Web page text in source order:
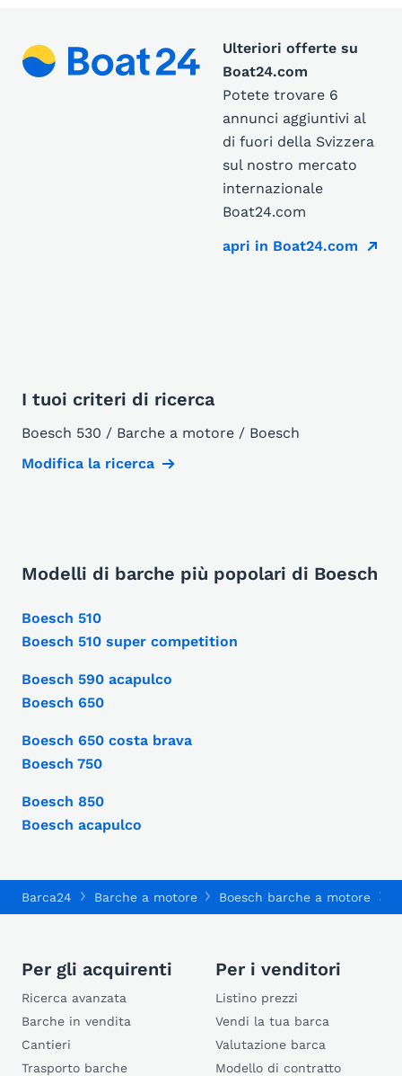
Ulteriori offerte su
Boat24.com
Potete trovare 6
annunci aggiuntivi al
di fuori della Svizzera
sul nostro mercato
internazionale
Boat24.com
apri in Boat24.com
I tuoi criteri di ricerca
Boesch 530 / Barche a motore / Boesch
Modifica la ricerca
Modelli di barche più popolari di Boesch
Boesch 510
Boesch 510 super competition
Boesch 590 acapulco
Boesch 650
Boesch 650 costa brava
Boesch 750
Boesch 850
Boesch acapulco
Barca24 Barche a motore Boesch barche a motore
Per gli acquirenti
Ricerca avanzata
Barche in vendita
Cantieri
Trasporto barche
Per i venditori
Listino prezzi
Vendi la tua barca
Valutazione barca
Modello di contratto